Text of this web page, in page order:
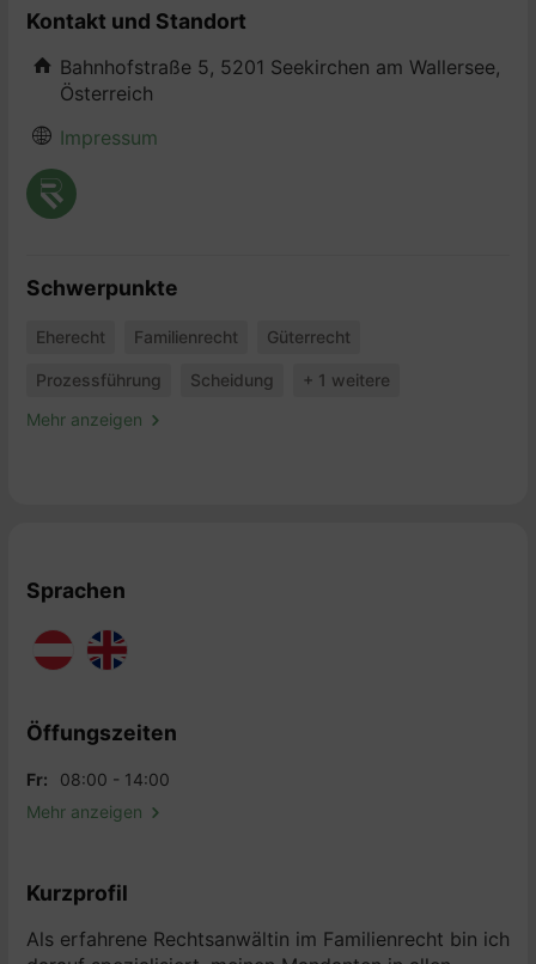
Kontakt und Standort
Bahnhofstraße 5, 5201 Seekirchen am Wallersee,
Österreich
Impressum
Schwerpunkte
Eherecht Familienrecht Güterrecht
Prozessführung Scheidung
+ 1 weitere
Mehr anzeigen
Sprachen
Öffungszeiten
Fr:
08:00 - 14:00
Mehr anzeigen
Kurzprofil
Als erfahrene Rechtsanwältin im Familienrecht bin ich